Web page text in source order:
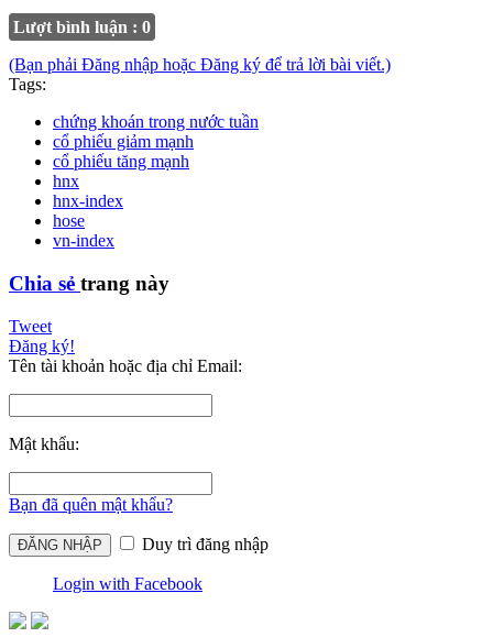
Lượt bình luận : 0
(Bạn phải Đăng nhập hoặc Đăng ký để trả lời bài viết.)
Tags:
chứng khoán trong nước tuần
cổ phiếu giảm mạnh
cổ phiếu tăng mạnh
hnx
hnx-index
hose
vn-index
Chia sẻ trang này
Tweet
Đăng ký!
Tên tài khoản hoặc địa chỉ Email:
Mật khẩu:
Bạn đã quên mật khẩu?
Duy trì đăng nhập
Login with Facebook